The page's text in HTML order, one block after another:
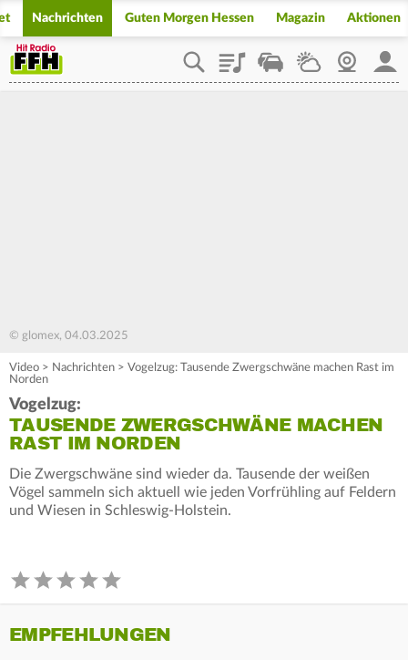
Nachrichten Guten Morgen Hessen Magazin Aktionen
PlaylistStaupilotWetterWebcam
© glomex, 04.03.2025
Video > Nachrichten > Vogelzug: Tausende Zwergschwäne machen Rast im
Norden
Vogelzug:
TAUSENDE ZWERGSCHWÄNE MACHEN
RAST IM NORDEN
Die Zwergschwäne sind wieder da. Tausende der weißen
Vögel sammeln sich aktuell wie jeden Vorfrühling auf Feldern
und Wiesen in Schleswig-Holstein.
EMPFEHLUNGEN